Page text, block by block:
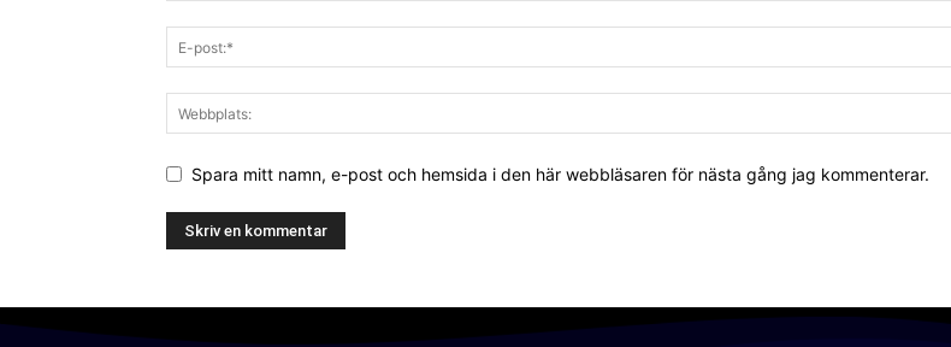
Spara mitt namn, e-post och hemsida i den här webbläsaren för nästa gång jag kommenterar.